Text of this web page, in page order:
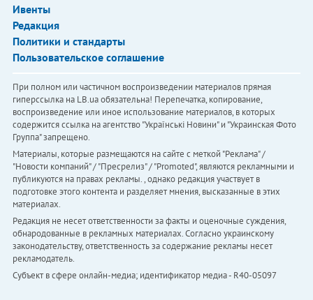
Ивенты
Редакция
Политики и стандарты
Пользовательское соглашение
При полном или частичном воспроизведении материалов прямая
гиперссылка на LB.ua обязательна! Перепечатка, копирование,
воспроизведение или иное использование материалов, в которых
содержится ссылка на агентство "Українськi Новини" и "Украинская Фото
Группа" запрещено.
Материалы, которые размещаются на сайте с меткой "Реклама" /
"Новости компаний" / "Пресрелиз" / "Promoted", являются рекламными и
публикуются на правах рекламы. , однако редакция участвует в
подготовке этого контента и разделяет мнения, высказанные в этих
материалах.
Редакция не несет ответственности за факты и оценочные суждения,
обнародованные в рекламных материалах. Согласно украинскому
законодательству, ответственность за содержание рекламы несет
рекламодатель.
Субъект в сфере онлайн-медиа; идентификатор медиа - R40-05097